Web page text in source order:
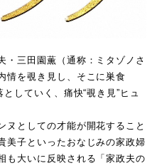
・三田園薫（通称：ミタゾノさ
情を覗き見し、そこに巣食
していく、痛快“覗き見”ヒュ
ヌとしての才能が開花すること
美子といったおなじみの家政婦
も大いに反映される「家政夫の